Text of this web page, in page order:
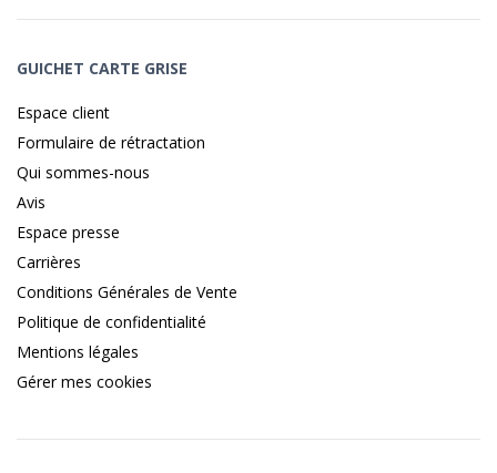
GUICHET CARTE GRISE
Espace client
Formulaire de rétractation
Qui sommes-nous
Avis
Espace presse
Carrières
Conditions Générales de Vente
Politique de confidentialité
Mentions légales
Gérer mes cookies